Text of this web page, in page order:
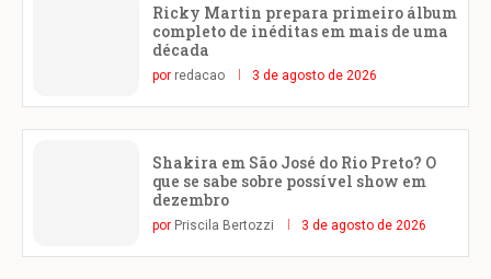
Ricky Martin prepara primeiro álbum
completo de inéditas em mais de uma
década
por redacao 3 de agosto de 2026
Shakira em São José do Rio Preto? O
que se sabe sobre possível show em
dezembro
por Priscila Bertozzi 3 de agosto de 2026